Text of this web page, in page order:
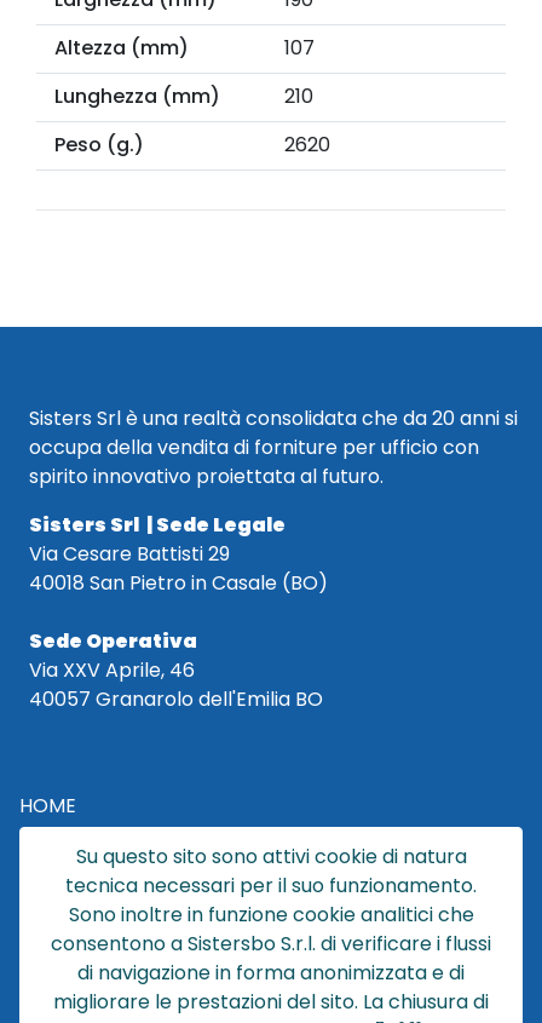
Altezza (mm)
107
Lunghezza (mm)
210
Peso (g.)
2620
Sisters Srl è una realtà consolidata che da 20 anni si
occupa della vendita di forniture per ufficio con
spirito innovativo proiettata al futuro.
Sisters Srl | Sede Legale
Via Cesare Battisti 29
40018 San Pietro in Casale (BO)
Sede Operativa
Via XXV Aprile, 46
40057 Granarolo dell'Emilia BO
HOME
CATALOGO
CHI SIAMO
NEWS
CONTATTACI
CONDIZIONI DI VENDITA
POLICY PRIVACY
Su questo sito sono attivi cookie di natura
tecnica necessari per il suo funzionamento.
Sono inoltre in funzione cookie analitici che
consentono a Sistersbo S.r.l. di verificare i flussi
di navigazione in forma anonimizzata e di
migliorare le prestazioni del sito. La chiusura di